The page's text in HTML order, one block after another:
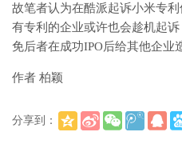
故笔者认为在酷派起诉小米专
有专利的企业或许也会趁机起
免后者在成功IPO后给其他企业
作者 柏颖
分享到：